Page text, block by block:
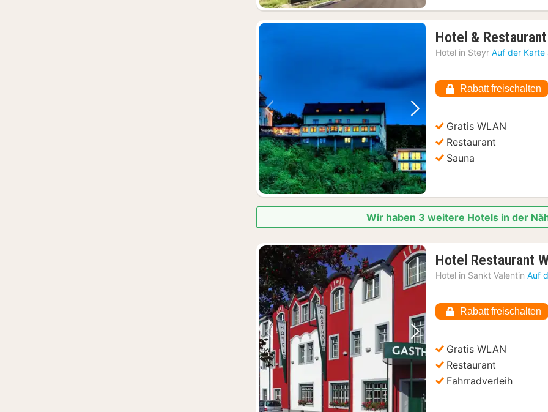
Vorheriges Bild Nächstes Bild
Hotel &
Hotel in Steyr Auf der Karte
Rabatt freischalten
Gratis WLAN
Restaurant
Sauna
Wir haben 3 weitere Hotels in der
Vorheriges Bild Nächstes Bild
Hotel Restaurant
Hotel in Sankt Valentin Auf
Rabatt freischalten
Gratis WLAN
Restaurant
Fahrradverleih